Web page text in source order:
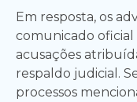
Em resposta, os
comunicado
acusações
respaldo judicial.
processos